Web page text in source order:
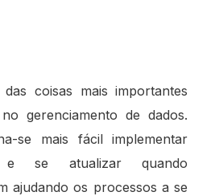
coisas mais importantes
gerenciamento de dados.
se mais fácil implementar
e se atualizar quando
ajudando os processos a se